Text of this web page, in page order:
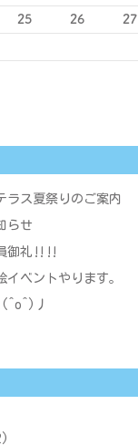
25 26 27
ラス夏祭りのご案内
らせ
御礼‼‼
イベントやります。
(^o^)丿